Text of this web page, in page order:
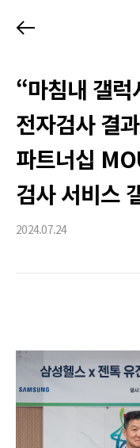
뒤
기
“마침내 갤
전자검사 결
파트너십
검사 서비스
2024.07.24